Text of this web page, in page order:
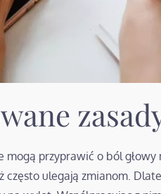
mogą przyprawić o ból
ulegają zmianom.